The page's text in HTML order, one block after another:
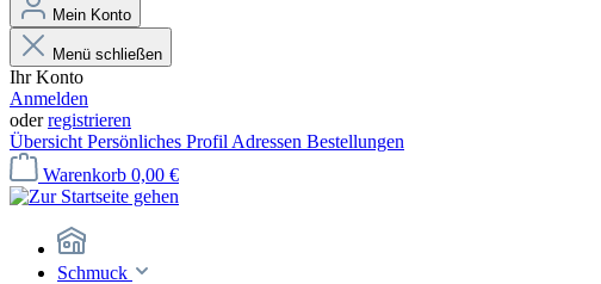
Mein Konto
Menü schließen
Ihr Konto
Anmelden
oderregistrieren
Übersicht Persönliches Profil Adressen Bestellungen
Warenkorb 0,00 €
Schmuck